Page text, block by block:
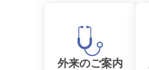
外来のご案内